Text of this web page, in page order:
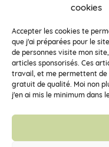
cookies
Accepter les cookies te
que j'ai préparées pour le
de personnes visite mon
articles sponsorisés. Ces
travail, et me permettent de
gratuit de qualité. Moi non
j'en ai mis le minimum dans